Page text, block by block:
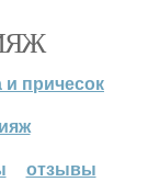
причесок
отзывы